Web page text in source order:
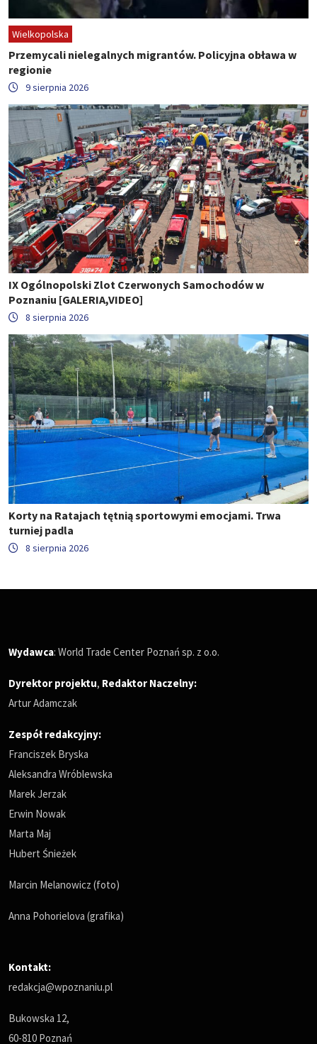
Wielkopolska
Przemycali nielegalnych migrantów. Policyjna obława w
regionie
9 sierpnia 2026
IX Ogólnopolski Zlot Czerwonych Samochodów w
Poznaniu [GALERIA,VIDEO]
8 sierpnia 2026
Korty na Ratajach tętnią sportowymi emocjami. Trwa
turniej padla
8 sierpnia 2026
Wydawca: World Trade Center Poznań sp. z o.o.
Dyrektor projektu, Redaktor Naczelny:
Artur Adamczak
Zespół redakcyjny:
Franciszek Bryska
Aleksandra Wróblewska
Marek Jerzak
Erwin Nowak
Marta Maj
Hubert Śnieżek
Marcin Melanowicz (foto)
Anna Pohorielova (grafika)
Kontakt:
redakcja@wpoznaniu.pl
Bukowska 12,
60-810 Poznań